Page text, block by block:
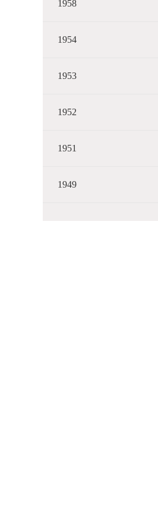
1958
1954
1953
1952
1951
1949